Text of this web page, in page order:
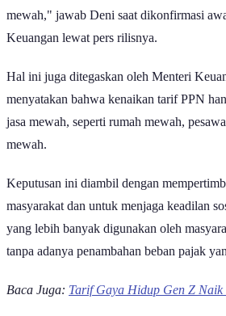
mewah," jawab Deni saat dikonfirmasi
Keuangan lewat pers rilisnya.
Hal ini juga ditegaskan oleh Menteri
menyatakan bahwa kenaikan tarif PPN
jasa mewah, seperti rumah mewah,
mewah.
Keputusan ini diambil dengan
masyarakat dan untuk menjaga keadilan
yang lebih banyak digunakan oleh
tanpa adanya penambahan beban pajak
Baca Juga: Tarif Gaya Hidup Gen Z